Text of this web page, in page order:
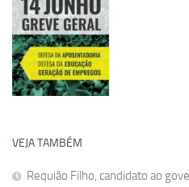
VEJA TAMBÉM
Requião Filho, candidato ao